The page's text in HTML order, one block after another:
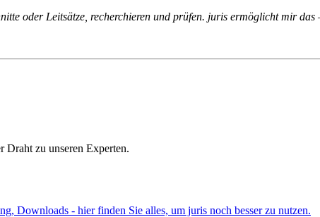
oder Leitsätze, recherchieren und prüfen. juris ermöglicht mir
Draht zu unseren Experten.
Downloads - hier finden Sie alles, um juris noch besser zu nutzen.